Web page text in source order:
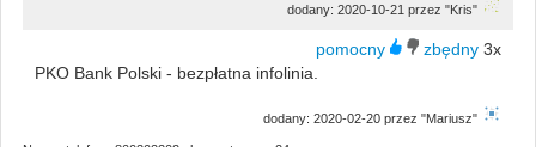
dodany: 2020-10-21 przez "Kris"
3x
PKO Bank Polski - bezpłatna infolinia.
dodany: 2020-02-20 przez "Mariusz"